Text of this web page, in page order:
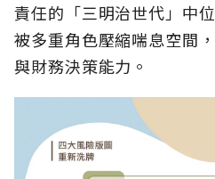
責任的「三明治世代」中
被多重角色壓縮喘息空間
與財務決策能力。